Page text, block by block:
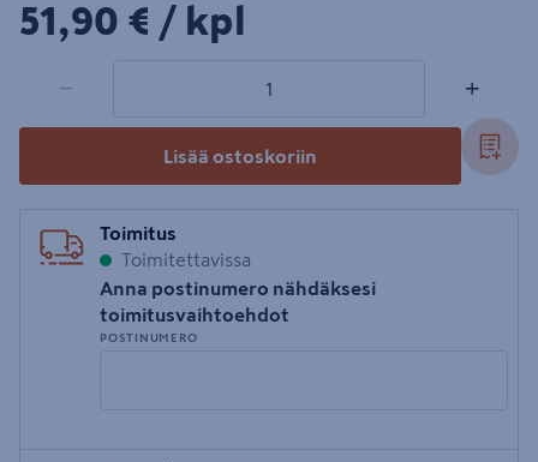
51,90€/kpl
51,90 € / kpl
− +
Lisää ostoskoriin
Toimitus
Toimitettavissa
Anna postinumero nähdäksesi
toimitusvaihtoehdot
POSTINUMERO